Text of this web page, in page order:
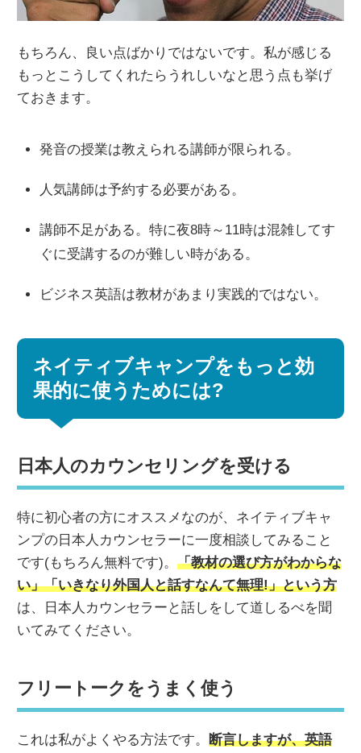
もちろん、良い点ばかりではないです。私が感じる
もっとこうしてくれたらうれしいなと思う点も挙げ
ておきます。
発音の授業は教えられる講師が限られる。
人気講師は予約する必要がある。
講師不足がある。特に夜8時～11時は混雑してす
ぐに受講するのが難しい時がある。
ビジネス英語は教材があまり実践的ではない。
ネイティブキャンプをもっと効
果的に使うためには?
日本人のカウンセリングを受ける
特に初心者の方にオススメなのが、ネイティブキャ
ンプの日本人カウンセラーに一度相談してみること
です(もちろん無料です)。 「教材の選び方がわからな
い」「いきなり外国人と話すなんて無理!」という方
は、日本人カウンセラーと話しをして道しるべを聞
いてみてください。
フリートークをうまく使う
これは私がよくやる方法です。 断言しますが、英語